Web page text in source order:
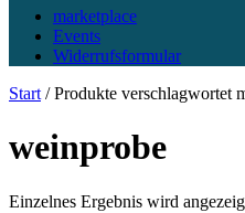
marketplace
Events
Widerrufsformular
Start / Produkte verschlagwortet
weinprobe
Einzelnes Ergebnis wird